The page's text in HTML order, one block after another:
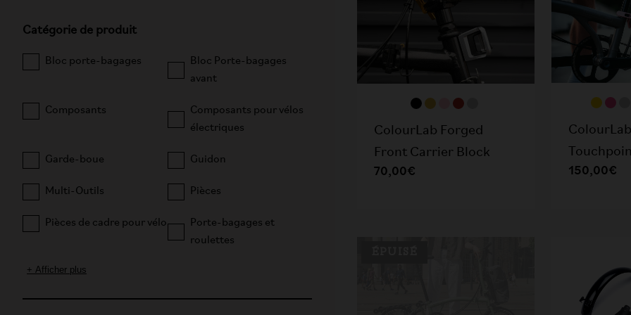
Catégorie de produit
Bloc porte-bagages
Bloc Porte-bagages
avant
Composants
Composants pour vélos
électriques
Garde-boue Guidon
Multi-Outils Pièces
Pièces de cadre pour vélo
Porte-bagages et
roulettes
+ Afficher plus
ColourLab Forged
Front Carrier Block
70,00€ 150,00€